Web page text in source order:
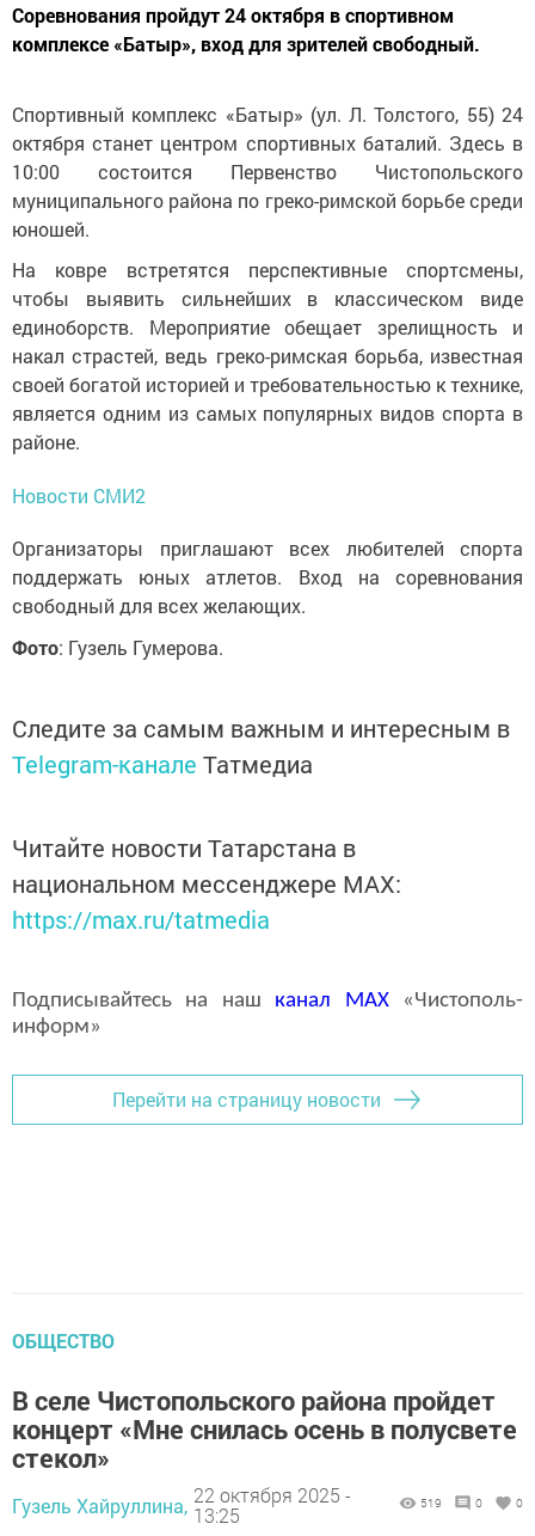
Соревнования пройдут 24 октября в спортивном
комплексе «Батыр», вход для зрителей свободный.
Спортивный комплекс «Батыр» (ул. Л. Толстого, 55) 24
октября станет центром спортивных баталий. Здесь в
10:00 состоится Первенство Чистопольского
муниципального района по греко-римской борьбе среди
юношей.
На ковре встретятся перспективные спортсмены,
чтобы выявить сильнейших в классическом виде
единоборств. Мероприятие обещает зрелищность и
накал страстей, ведь греко-римская борьба, известная
своей богатой историей и требовательностью к технике,
является одним из самых популярных видов спорта в
районе.
Новости СМИ2
Организаторы приглашают всех любителей спорта
поддержать юных атлетов. Вход на соревнования
свободный для всех желающих.
Фото: Гузель Гумерова.
Следите за самым важным и интересным в
Telegram-канале Татмедиа
Читайте новости Татарстана в
национальном мессенджере MАХ:
https://max.ru/tatmedia
Подписывайтесь на наш канал MAX«Чистополь-
информ»
Перейти на страницу новости
ОБЩЕСТВО
В селе Чистопольского района пройдет
концерт «Мне снилась осень в полусвете
стекол»
Гузель Хайруллина, 22 октября 2025 -
13:25
519 0 0